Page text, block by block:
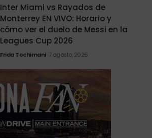
Inter Miami vs Rayados de
Monterrey EN VIVO: Horario y
cómo ver el duelo de Messi en la
Leagues Cup 2026
Frida Tochimani 7 agosto, 2026